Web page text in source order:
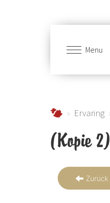
Menu
Urlaub imErvaring
(Kopie 2)
Zurück